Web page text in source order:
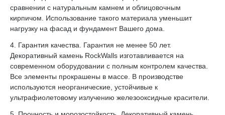
сравнении с натуральным камнем и облицовочным
кирпичом. Использование такого материала уменьшит
нагрузку на фасад и фундамент Вашего дома.
4. Гарантия качества. Гарантия не менее 50 лет.
Декоративный камень RockWalls изготавливается на
современном оборудовании с полным контролем качества.
Все элементы прокрашены в массе. В производстве
используются неорганические, устойчивые к
ультрафиолетовому излучению железооксидные красители.